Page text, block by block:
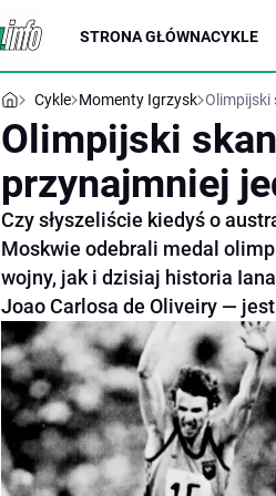
STRONA GŁÓWNACYKLE
Cykle Momenty Igrzysk Olimpijski
Olimpijski
przynajmniej
Czy słyszeliście kiedyś o
Moskwie odebrali medal
wojny, jak i dzisiaj historia
Joao Carlosa de Oliveiry —